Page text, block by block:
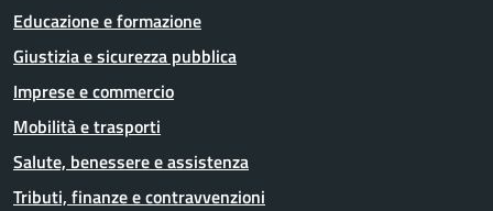
Educazione e formazione
Giustizia e sicurezza pubblica
Imprese e commercio
Mobilità e trasporti
Salute, benessere e assistenza
Tributi, finanze e contravvenzioni